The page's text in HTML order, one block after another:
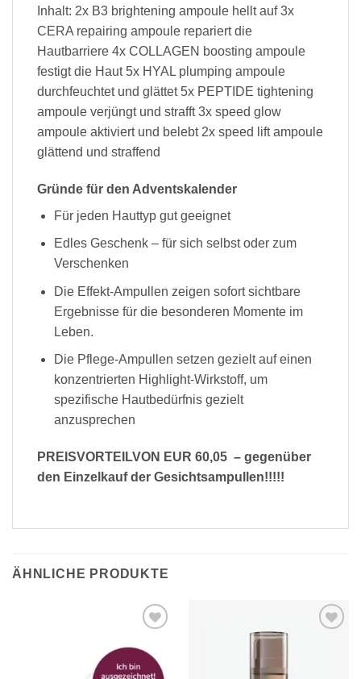
Inhalt: 2x B3 brightening ampoule hellt auf 3x
CERA repairing ampoule repariert die
Hautbarriere 4x COLLAGEN boosting ampoule
festigt die Haut 5x HYAL plumping ampoule
durchfeuchtet und glättet 5x PEPTIDE tightening
ampoule verjüngt und strafft 3x speed glow
ampoule aktiviert und belebt 2x speed lift ampoule
glättend und straffend
Gründe für den Adventskalender
Für jeden Hauttyp gut geeignet
Edles Geschenk – für sich selbst oder zum
Verschenken
Die Effekt-Ampullen zeigen sofort sichtbare
Ergebnisse für die besonderen Momente im
Leben.
Die Pflege-Ampullen setzen gezielt auf einen
konzentrierten Highlight-Wirkstoff, um
spezifische Hautbedürfnis gezielt
anzusprechen
PREISVORTEILVON EUR 60,05 – gegenüber
den Einzelkauf der Gesichtsampullen!!!!!
ÄHNLICHE PRODUKTE
Wunschliste
hinzufügen